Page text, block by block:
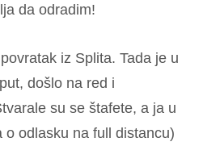
da odradim!
iz Splita. Tada je u
došlo na red i
su se štafete, a ja u
odlasku na full distancu)